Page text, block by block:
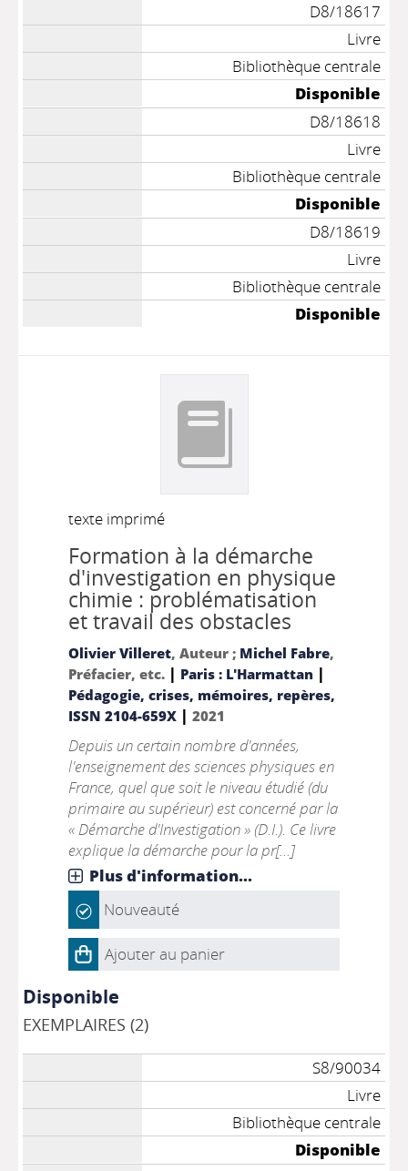
D8/18617
Livre
Bibliothèque centrale
Disponible
D8/18618
Livre
Bibliothèque centrale
Disponible
D8/18619
Livre
Bibliothèque centrale
Disponible
texte imprimé
Formation à la démarche
d'investigation en physique
chimie : problématisation
et travail des obstacles
Olivier Villeret, Auteur ; Michel Fabre,
Préfacier, etc. | Paris : L'Harmattan |
Pédagogie, crises, mémoires, repères,
ISSN 2104-659X| 2021
Depuis un certain nombre d'années,
l'enseignement des sciences physiques en
France, quel que soit le niveau étudié (du
primaire au supérieur) est concerné par la
« Démarche d'Investigation » (D.I.). Ce livre
explique la démarche pour la pr[...]
Plus d'information...
Nouveauté
Ajouter au panier
Disponible
EXEMPLAIRES (2)
S8/90034
Livre
Bibliothèque centrale
Disponible